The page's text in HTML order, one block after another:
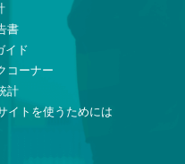
書
イド
コーナー
計
イトを使うためには